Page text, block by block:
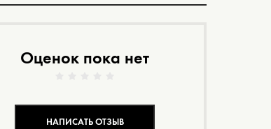
Оценок пока нет
НАПИСАТЬ ОТЗЫВ